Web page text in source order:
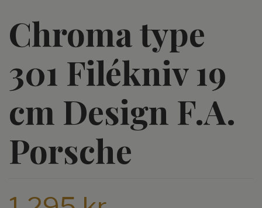
Chroma type
301 Filékniv 19
cm Design F.A.
Porsche